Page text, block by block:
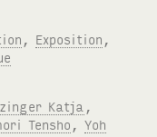
, Exposition ,
Katja ,
Tensho ,Yoh